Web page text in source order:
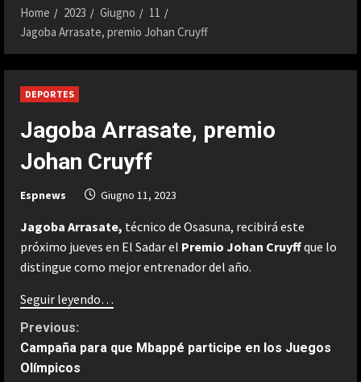
Home 2023 Giugno
11
Jagoba Arrasate, premio Johan Cruyff
DEPORTES
Jagoba Arrasate, premio
Johan Cruyff
Espnews Giugno 11, 2023
Jagoba Arrasate, técnico de Osasuna, recibirá este
próximo jueves en El Sadar el Premio Johan Cruyffque lo
distingue como mejor entrenador del año.
Seguir leyendo…
C
o
Previous:
Campaña para que Mbappé participe en los Juegos
Olímpicos